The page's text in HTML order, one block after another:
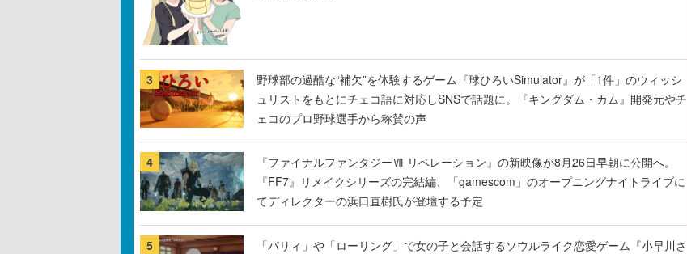
3
野球部の過酷な“補欠”を体験するゲーム『球ひろいSimulator』が「1件」のウィッシ
ュリストをもとにチェコ語に対応しSNSで話題に。『キングダム・カム』開発元やチ
ェコのプロ野球選手から称賛の声
4
『ファイナルファンタジーⅦ リベレーション』の新映像が8月26日早朝に公開へ。
『FF7』リメイクシリーズの完結編、「gamescom」のオープニングナイトライブに
てディレクターの浜口直樹氏が登壇する予定
5
「パリィ」や「ローリング」で女の子と会話するソウルライク恋愛ゲーム『小早川さ